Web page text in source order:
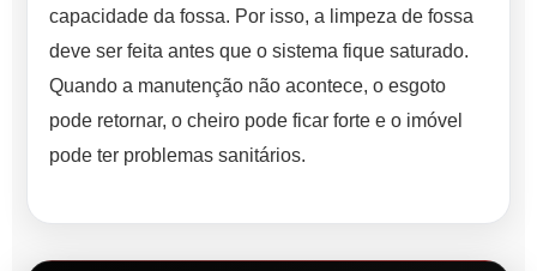
capacidade da fossa. Por isso, a limpeza de fossa
deve ser feita antes que o sistema fique saturado.
Quando a manutenção não acontece, o esgoto
pode retornar, o cheiro pode ficar forte e o imóvel
pode ter problemas sanitários.